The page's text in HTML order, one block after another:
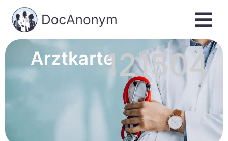
Arztkarte121504